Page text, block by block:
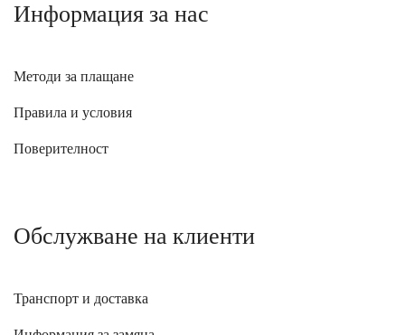
Информация за нас
Методи за плащане
Правила и условия
Поверителност
Обслужване на клиенти
Транспорт и доставка